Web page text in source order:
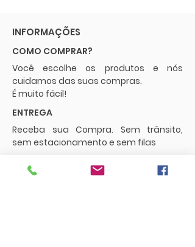
INFORMAÇÕES
COMO COMPRAR?
Você escolhe os produtos e nós
cuidamos das suas compras.
É muito fácil!
ENTREGA
Receba sua Compra. Sem trânsito,
sem estacionamento e sem filas